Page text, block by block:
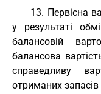
13. Первісна
у результаті
балансовій
балансова
справедливу
отриманих запасів